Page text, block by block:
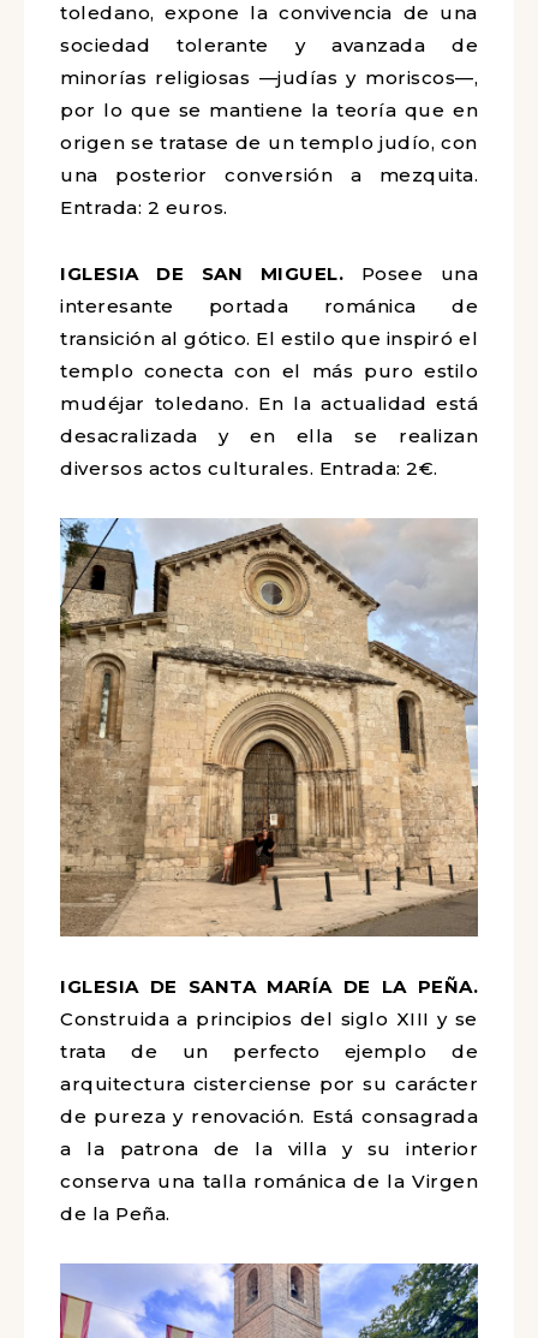
toledano, expone la convivencia de una
sociedad tolerante y avanzada de
minorías religiosas —judías y moriscos—,
por lo que se mantiene la teoría que en
origen se tratase de un templo judío, con
una posterior conversión a mezquita.
Entrada: 2 euros.
IGLESIA DE SAN MIGUEL. Posee una
interesante portada románica de
transición al gótico. El estilo que inspiró el
templo conecta con el más puro estilo
mudéjar toledano. En la actualidad está
desacralizada y en ella se realizan
diversos actos culturales. Entrada: 2€.
IGLESIA DE SANTA MARÍA DE LA PEÑA.
Construida a principios del siglo XIII y se
trata de un perfecto ejemplo de
arquitectura cisterciense por su carácter
de pureza y renovación. Está consagrada
a la patrona de la villa y su interior
conserva una talla románica de la Virgen
de la Peña.